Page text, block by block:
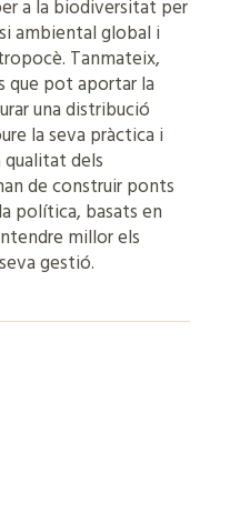
a la biodiversitat per
ambiental global i
Tanmateix,
que pot aportar la
una distribució
la seva pràctica i
dels
de construir ponts
política, basats en
millor els
gestió.